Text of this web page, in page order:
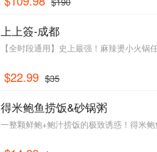
上上簽-成都
【全时段通用】史上最强！麻辣燙小火锅
$22.99 $35
得米鲍鱼捞饭&砂锅粥
一整颗鲜鲍+鲍汁捞饭的极致诱惑！得米